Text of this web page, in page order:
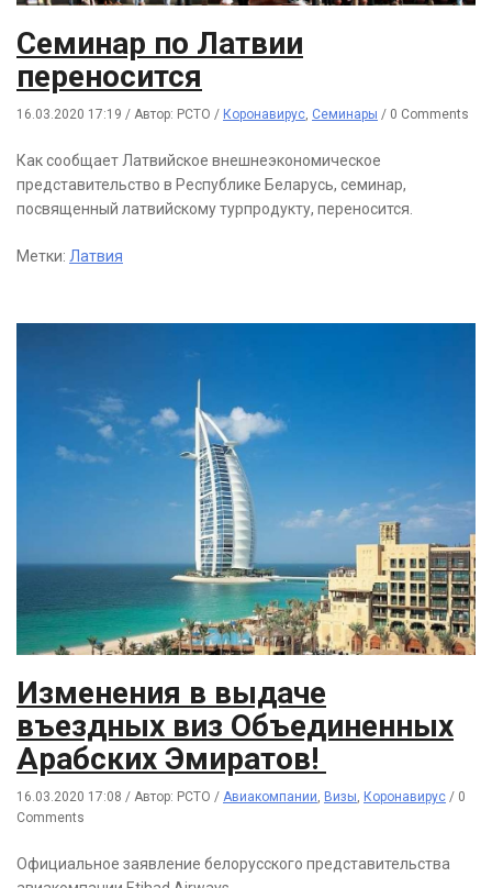
Семинар по Латвии
переносится
16.03.2020 17:19 / Автор: РСТО / Коронавирус Семинары / 0 Comments
Как сообщает Латвийское внешнеэкономическое
представительство в Республике Беларусь, семинар,
посвященный латвийскому турпродукту, переносится.
Метки: Латвия
Изменения в выдаче
въездных виз Объединенных
Арабских Эмиратов!
16.03.2020 17:08 / Автор: РСТО / Авиакомпании, Визы, Коронавирус / 0
Comments
Официальное заявление белорусского представительства